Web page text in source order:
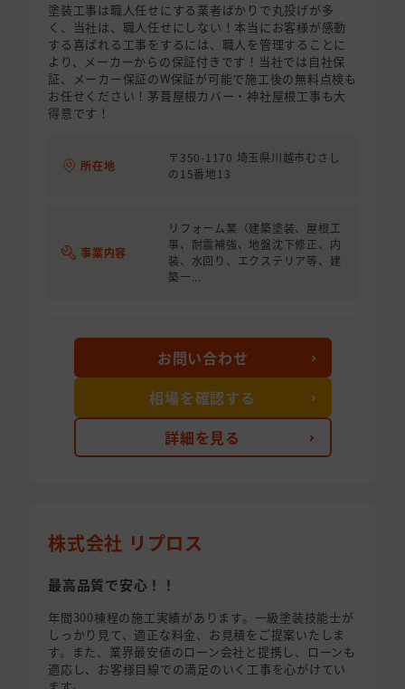
塗装工事は職人任せにする業者ばかりで丸投げが多
く、当社は、職人任せにしない！本当にお客様が感動
する喜ばれる工事をするには、職人を管理することに
より、メーカーからの保証付きです！当社では自社保
証、メーカー保証のW保証が可能で施工後の無料点検も
お任せください！茅葺屋根カバー・神社屋根工事も大
得意です！
所在地
〒350-1170 埼玉県川越市むさし
の15番地13
事業内容
リフォーム業（建築塗装、屋根工
事、耐震補強、地盤沈下修正、内
装、水回り、エクステリア等、建
築一...
詳細を見る
お問い合わせ
相場を確認する
株式会社 リプロス
最高品質で安心！！
年間300棟程の施工実績があります。一級塗装技能士が
しっかり見て、適正な料金、お見積をご提案いたしま
す。また、業界最安値のローン会社と提携し、ローンも
適応し、お客様目線での満足のいく工事を心がけてい